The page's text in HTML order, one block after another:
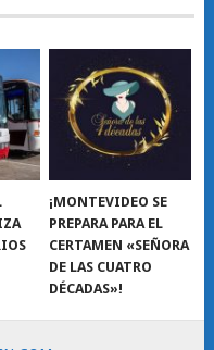
¡MONTEVIDEO SE
PREPARA PARA EL
CERTAMEN «SEÑORA
DE LAS CUATRO
DÉCADAS»!